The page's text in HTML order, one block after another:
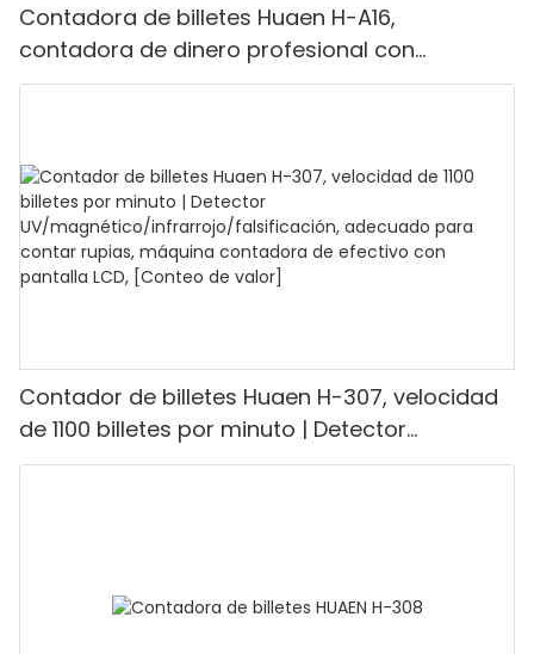
Contadora de billetes Huaen H-A16,
contadora de dinero profesional con
detección UV/MG/IR/DD, capacidad para
restaurantes.
Contador de billetes Huaen H-307, velocidad
de 1100 billetes por minuto | Detector
UV/magnético/infrarrojo/falsificación,